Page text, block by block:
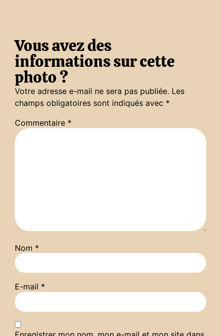
Vous avez des
informations sur cette
photo ?
Votre adresse e-mail ne sera pas publiée. Les
champs obligatoires sont indiqués avec *
Commentaire *
Nom *
E-mail *